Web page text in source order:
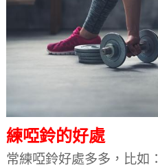
練啞鈴的好處
常練啞鈴好處多多，比如：